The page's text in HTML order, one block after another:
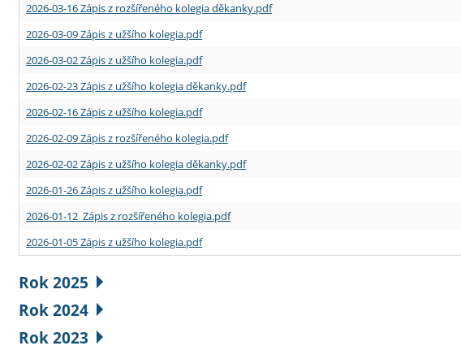
2026-03-16 Zápis z rozšířeného kolegia děkanky.pdf
2026-03-09 Zápis z užšího kolegia.pdf
2026-03-02 Zápis z užšího kolegia.pdf
2026-02-23 Zápis z užšího kolegia děkanky.pdf
2026-02-16 Zápis z užšího kolegia.pdf
2026-02-09 Zápis z rozšířeného kolegia.pdf
2026-02-02 Zápis z užšího kolegia děkanky.pdf
2026-01-26 Zápis z užšího kolegia.pdf
2026-01-12 Zápis z rozšířeného kolegia.pdf
2026-01-05 Zápis z užšího kolegia.pdf
Rok 2025
Rok 2024
Rok 2023